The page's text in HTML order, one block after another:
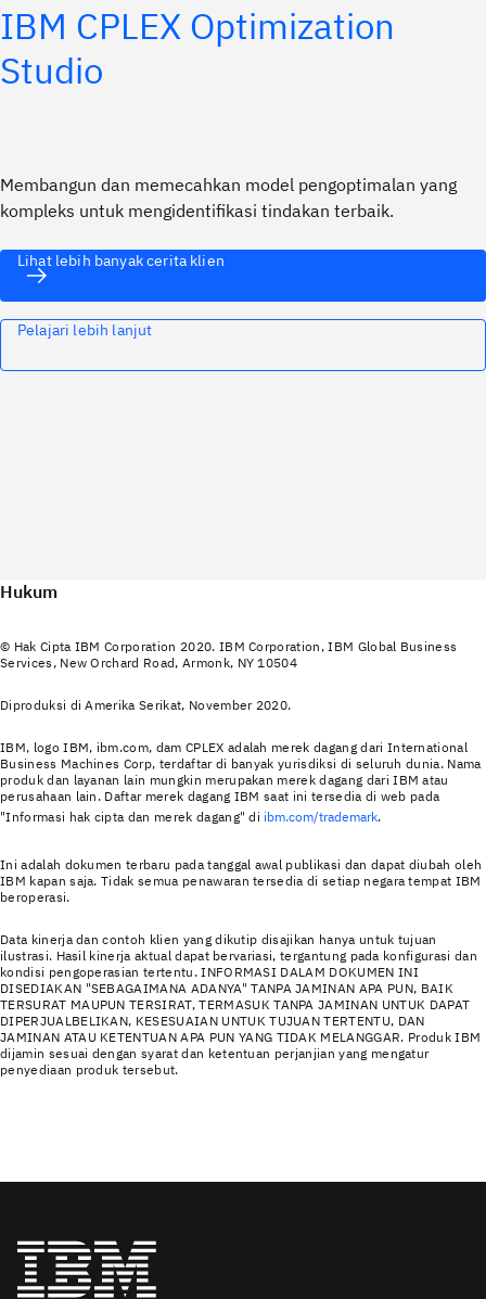
IBM CPLEX Optimization
Studio
Membangun dan memecahkan model pengoptimalan yang
kompleks untuk mengidentifikasi tindakan terbaik.
Lihat lebih banyak cerita klien
Pelajari lebih lanjut
Hukum
© Hak Cipta IBM Corporation 2020. IBM Corporation, IBM Global Business
Services, New Orchard Road, Armonk, NY 10504
Diproduksi di Amerika Serikat, November 2020.
IBM, logo IBM, ibm.com, dam CPLEX adalah merek dagang dari International
Business Machines Corp, terdaftar di banyak yurisdiksi di seluruh dunia. Nama
produk dan layanan lain mungkin merupakan merek dagang dari IBM atau
perusahaan lain. Daftar merek dagang IBM saat ini tersedia di web pada
"Informasi hak cipta dan merek dagang" di ibm.com/trademark.
Ini adalah dokumen terbaru pada tanggal awal publikasi dan dapat diubah oleh
IBM kapan saja. Tidak semua penawaran tersedia di setiap negara tempat IBM
beroperasi.
Data kinerja dan contoh klien yang dikutip disajikan hanya untuk tujuan
ilustrasi. Hasil kinerja aktual dapat bervariasi, tergantung pada konfigurasi dan
kondisi pengoperasian tertentu. INFORMASI DALAM DOKUMEN INI
DISEDIAKAN "SEBAGAIMANA ADANYA" TANPA JAMINAN APA PUN, BAIK
TERSURAT MAUPUN TERSIRAT, TERMASUK TANPA JAMINAN UNTUK DAPAT
DIPERJUALBELIKAN, KESESUAIAN UNTUK TUJUAN TERTENTU, DAN
JAMINAN ATAU KETENTUAN APA PUN YANG TIDAK MELANGGAR. Produk IBM
dijamin sesuai dengan syarat dan ketentuan perjanjian yang mengatur
penyediaan produk tersebut.